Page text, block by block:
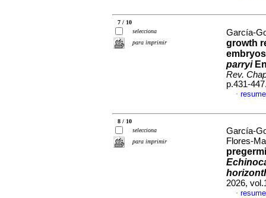
7 / 10
selecciona
para imprimir
García-
growth
parryi
Rev.
p.431-
·
8 / 10
selecciona
para imprimir
García-
Flores-
2026,
·